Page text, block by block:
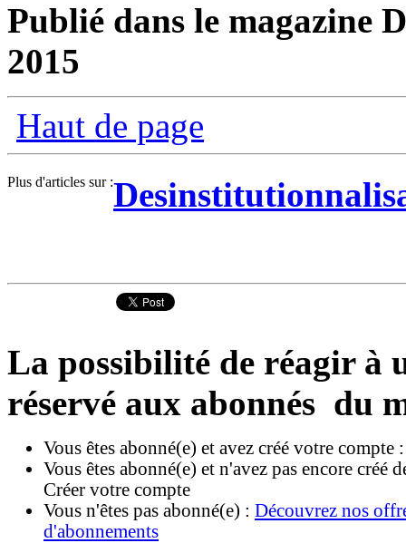
Publié dans le magazine
2015
Haut de page
Plus d'articles sur :
La possibilité de réagir à
réservé aux abonnés du
Vous êtes abonné(e) et avez créé votre compte
Vous êtes abonné(e) et n'avez pas encore créé
Créer votre compte
Vous n'êtes pas abonné(e) : Découvrez nos
d'abonnements